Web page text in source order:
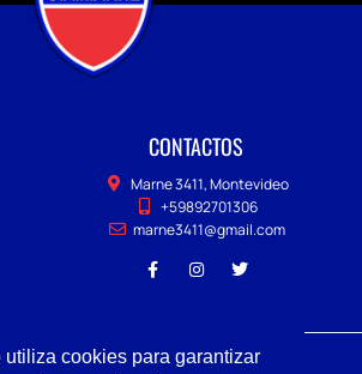
utiliza cookies para garantizar
CONTACTOS
Marne 3411, Montevideo
+59892701306
marne3411@gmail.com
MARNE, Todos los derechos reservados.